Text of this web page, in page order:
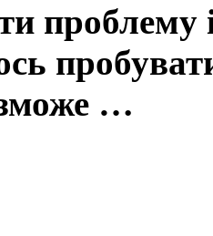
проблему
…